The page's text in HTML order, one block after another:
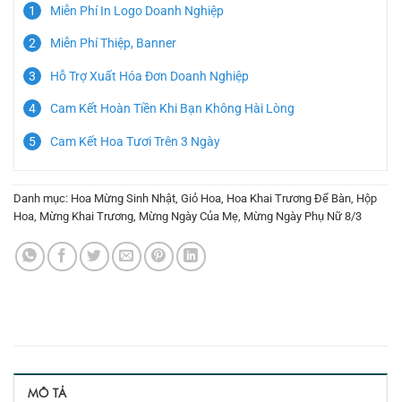
Miễn Phí In Logo Doanh Nghiệp
Miễn Phí Thiệp, Banner
Hỗ Trợ Xuất Hóa Đơn Doanh Nghiệp
Cam Kết Hoàn Tiền Khi Bạn Không Hài Lòng
Cam Kết Hoa Tươi Trên 3 Ngày
Danh mục: Hoa Mừng Sinh Nhật Giỏ Hoa Hoa Khai Trương Để Bàn Hộp
Hoa Mừng Khai Trương Mừng Ngày Của Mẹ Mừng Ngày Phụ Nữ 8/3
MÔ TẢ